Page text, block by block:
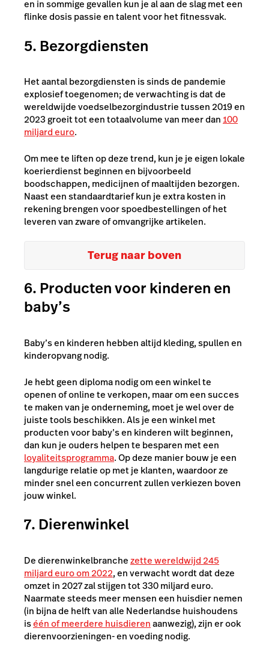
en in sommige gevallen kun je al aan de slag met een
flinke dosis passie en talent voor het fitnessvak.
5. Bezorgdiensten
Het aantal bezorgdiensten is sinds de pandemie
explosief toegenomen; de verwachting is dat de
wereldwijde voedselbezorgindustrie tussen 2019 en
2023 groeit tot een totaalvolume van meer dan100
miljard euro.
Om mee te liften op deze trend, kun je je eigen lokale
koerierdienst beginnen en bijvoorbeeld
boodschappen, medicijnen of maaltijden bezorgen.
Naast een standaardtarief kun je extra kosten in
rekening brengen voor spoedbestellingen of het
leveren van zware of omvangrijke artikelen.
Terug naar boven
6. Producten voor kinderen en
baby’s
Baby’s en kinderen hebben altijd kleding, spullen en
kinderopvang nodig.
Je hebt geen diploma nodig om een winkel te
openen of online te verkopen, maar om een succes
te maken van je onderneming, moet je wel over de
juiste tools beschikken. Als je een winkel met
producten voor baby’s en kinderen wilt beginnen,
dan kun je ouders helpen te besparen met een
loyaliteitsprogramma. Op deze manier bouw je een
langdurige relatie op met je klanten, waardoor ze
minder snel een concurrent zullen verkiezen boven
jouw winkel.
7. Dierenwinkel
De dierenwinkelbranchezette wereldwijd 245
miljard euro om 2022, en verwacht wordt dat deze
omzet in 2027 zal stijgen tot 330 miljard euro.
Naarmate steeds meer mensen een huisdier nemen
(in bijna de helft van alle Nederlandse huishoudens
iséén of meerdere huisdierenaanwezig), zijn er ook
dierenvoorzieningen- en voeding nodig.